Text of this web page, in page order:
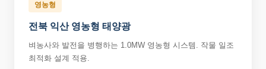
영농형
전북 익산 영농형 태양광
벼농사와 발전을 병행하는 1.0MW 영농형 시스템. 작물 일조
최적화 설계 적용.